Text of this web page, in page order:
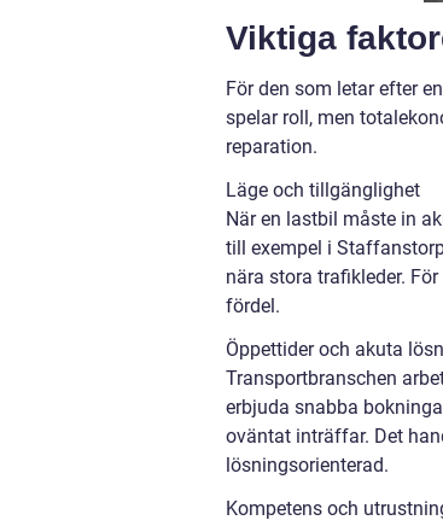
Viktiga
För den som letar efter
spelar roll, men
reparation.
Läge och tillgänglighet
När en lastbil måste in
till exempel i
nära stora trafikleder.
fördel.
Öppettider och akuta
Transportbranschen
erbjuda snabba
oväntat inträffar. Det
lösningsorienterad.
Kompetens och